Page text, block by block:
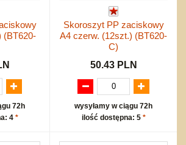
(BT620-
72h
4 *
Skoroszyt PP zaciskowy
A4 czerw. (12szt.) (BT620-
C)
50.43 PLN
wysyłamy w ciągu 72h
ilość dostępna: 5 *